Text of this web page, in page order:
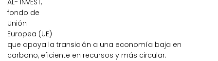
AL- INVEST,
fondo de
Unión
Europea (UE)
que apoya la transición a una economía baja en
carbono, eficiente en recursos y más circular.